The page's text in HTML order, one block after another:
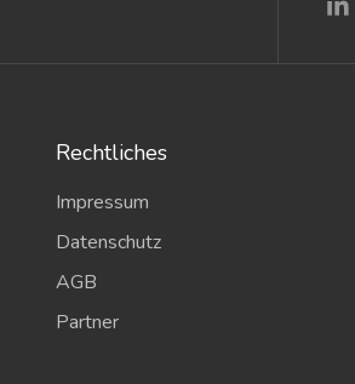
Rechtliches
Impressum
Datenschutz
AGB
Partner